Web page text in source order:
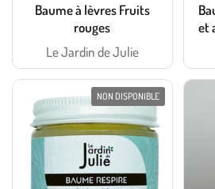
Baume à lèvres Fruits
rouges
Le Jardin de Julie
et
NON DISPONIBLE